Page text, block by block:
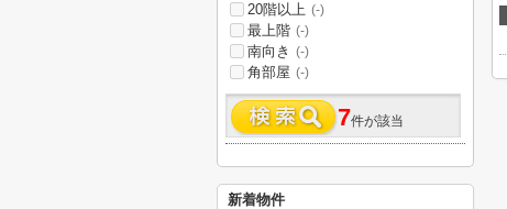
20階以上 (-)
最上階 (-)
南向き (-)
角部屋 (-)
7件が該当
新着物件